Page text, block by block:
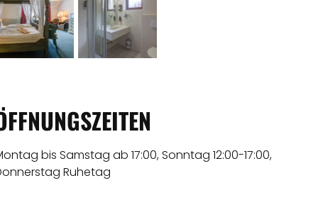
bis Samstag ab 17:00, Sonntag 12:00-17:00,
Ruhetag